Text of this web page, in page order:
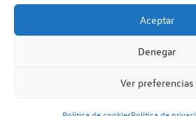
Aceptar
Denegar
Ver preferencias
©2026 | Volkswagen Zaragoza| Aviso legal
Política de cookies |Código
Volkswagen Vehículos Comerciales EU